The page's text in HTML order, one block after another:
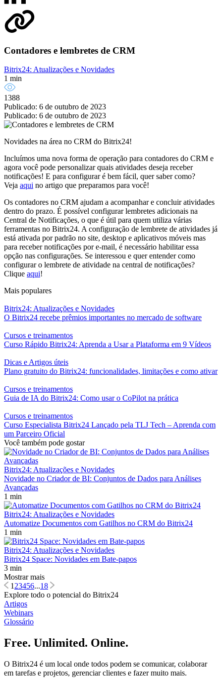
Contadores e lembretes de CRM
Bitrix24: Atualizações e Novidades
1 min
1388
Publicado: 6 de outubro de 2023
Publicado: 6 de outubro de 2023
Novidades na área no CRM do Bitrix24!
Incluímos uma nova forma de operação para contadores do CRM e
agora você pode personalizar quais atividades deseja receber
notificações! E para configurar é bem fácil, quer saber como?
Veja aqui no artigo que preparamos para você!
Os contadores no CRM ajudam a acompanhar e concluir atividades
dentro do prazo. É possível configurar lembretes adicionais na
Central de Notificações, o que é útil para quem utiliza várias
ferramentas no Bitrix24. A configuração de lembrete de atividades já
está ativada por padrão no site, desktop e aplicativos móveis mas
para receber notificações por e-mail, é necessário habilitar essa
opção nas configurações. Se interessou e quer entender como
configurar o lembrete de atividade na central de notificações?
Clique aqui!
Mais populares
Bitrix24: Atualizações e Novidades
O Bitrix24 recebe prêmios importantes no mercado de software
Cursos e treinamentos
Curso Rápido Bitrix24: Aprenda a Usar a Plataforma em 9 Vídeos
Dicas e Artigos úteis
Plano gratuito do Bitrix24: funcionalidades, limitações e como ativar
Cursos e treinamentos
Guia de IA do Bitrix24: Como usar o CoPilot na prática
Cursos e treinamentos
Curso Especialista Bitrix24 Lançado pela TLJ Tech – Aprenda com
um Parceiro Oficial
Você também pode gostar
Bitrix24: Atualizações e Novidades
Novidade no Criador de BI: Conjuntos de Dados para Análises
Avançadas
1 min
Bitrix24: Atualizações e Novidades
Automatize Documentos com Gatilhos no CRM do Bitrix24
1 min
Bitrix24: Atualizações e Novidades
Bitrix24 Space: Novidades em Bate-papos
3 min
Mostrar mais
123456...18
Explore todo o potencial do Bitrix24
Artigos
Webinars
Glossário
Free. Unlimited. Online.
O Bitrix24 é um local onde todos podem se comunicar, colaborar
em tarefas e projetos, gerenciar clientes e fazer muito mais.